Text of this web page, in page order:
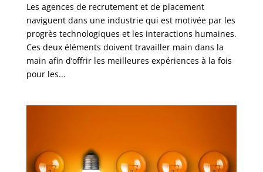
Les agences de recrutement et de placement
naviguent dans une industrie qui est motivée par les
progrès technologiques et les interactions humaines.
Ces deux éléments doivent travailler main dans la
main afin d’offrir les meilleures expériences à la fois
pour les...